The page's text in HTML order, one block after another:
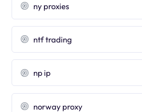
ny proxies
ntf trading
np ip
norway proxy